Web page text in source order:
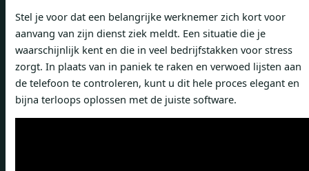
Stel je voor dat een belangrijke werknemer zich kort voor
aanvang van zijn dienst ziek meldt. Een situatie die je
waarschijnlijk kent en die in veel bedrijfstakken voor stress
zorgt. In plaats van in paniek te raken en verwoed lijsten aan
de telefoon te controleren, kunt u dit hele proces elegant en
bijna terloops oplossen met de juiste software.